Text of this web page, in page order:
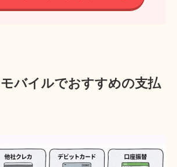
バイルでおすすめの支払